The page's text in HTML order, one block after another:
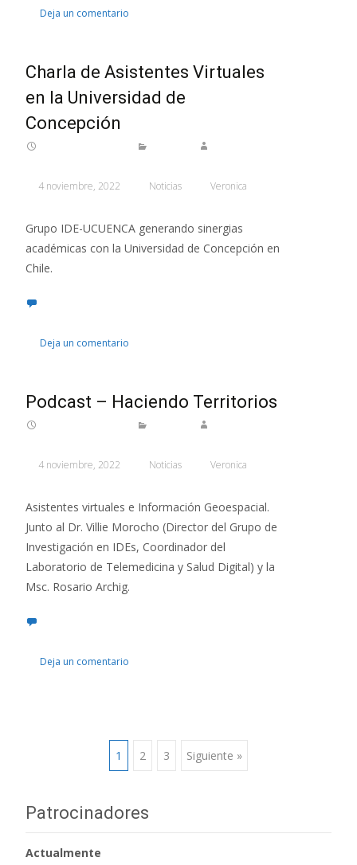
Deja un comentario
Charla de Asistentes Virtuales
en la Universidad de
Concepción
4 noviembre, 2022 Noticias Veronica
Grupo IDE-UCUENCA generando sinergias
académicas con la Universidad de Concepción en
Chile.
Deja un comentario
Podcast – Haciendo Territorios
4 noviembre, 2022 Noticias Veronica
Asistentes virtuales e Información Geoespacial.
Junto al Dr. Villie Morocho (Director del Grupo de
Investigación en IDEs, Coordinador del
Laboratorio de Telemedicina y Salud Digital) y la
Msc. Rosario Archig.
Deja un comentario
1 2 3 Siguiente »
Patrocinadores
Actualmente